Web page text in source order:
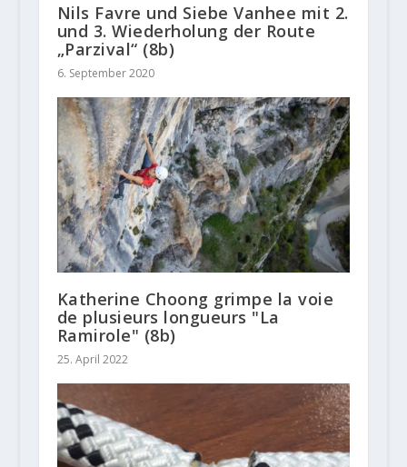
Nils Favre und Siebe Vanhee mit 2.
und 3. Wiederholung der Route
„Parzival“ (8b)
6. September 2020
Katherine Choong grimpe la voie
de plusieurs longueurs "La
Ramirole" (8b)
25. April 2022